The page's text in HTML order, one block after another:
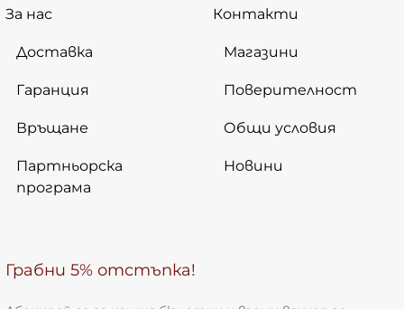
За нас
Доставка
Гаранция
Връщане
Партньорска
програма
Контакти
Магазини
Поверителност
Общи условия
Новини
Грабни 5% отстъпка!